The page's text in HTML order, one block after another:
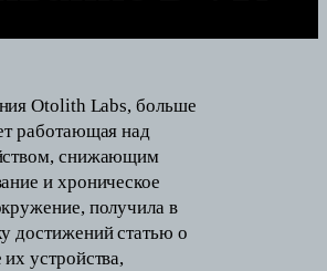
Otolith Labs, больше
работающая над
снижающим
и хроническое
получила в
достижений статью о
их устройства,